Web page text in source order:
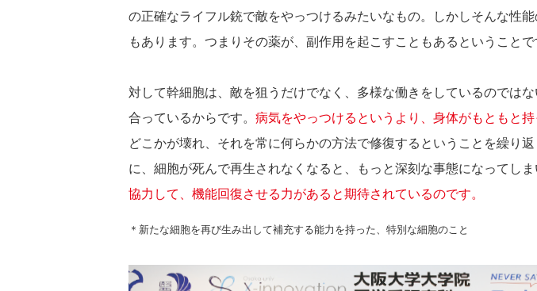
の正確なライフル銃で敵をやっつけるみたいなもの。しかしそんな性
もあります。つまりその薬が、副作用を起こすこともあるということで
対して幹細胞は、敵を狙うだけでなく、多様な働きをしているのでは
合っているからです。 病気をやっつけるというより、身体がもともと
どこかが壊れ、それを常に何らかの方法で修復するということを繰り
に、細胞が死んで再生されなくなると、もっと深刻な事態になってしま
協力して、機能回復させる力があると期待されているのです。
＊新たな細胞を再び生み出して補充する能力を持った、特別な細胞のこと